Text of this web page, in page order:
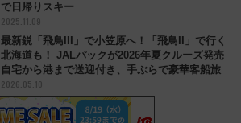
で日帰りスキー
2025.11.09
最新鋭「飛鳥III」で小笠原へ！「飛鳥II」で行く
北海道も！ JALパックが2026年夏クルーズ発売
自宅から港まで送迎付き、手ぶらで豪華客船旅
2026.05.10